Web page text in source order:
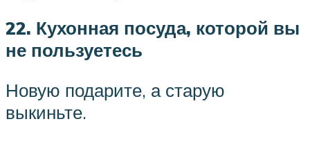
22. Кухонная посуда, которой вы
не пользуетесь
Новую подарите, а старую
выкиньте.